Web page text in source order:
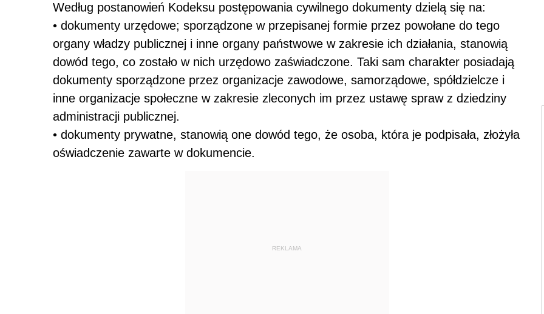
Według postanowień Kodeksu postępowania cywilnego dokumenty dzielą się na:
• dokumenty urzędowe; sporządzone w przepisanej formie przez powołane do tego
organy władzy publicznej i inne organy państwowe w zakresie ich działania, stanowią
dowód tego, co zostało w nich urzędowo zaświadczone. Taki sam charakter posiadają
dokumenty sporządzone przez organizacje zawodowe, samorządowe, spółdzielcze i
inne organizacje społeczne w zakresie zleconych im przez ustawę spraw z dziedziny
administracji publicznej.
• dokumenty prywatne, stanowią one dowód tego, że osoba, która je podpisała, złożyła
oświadczenie zawarte w dokumencie.
REKLAMA